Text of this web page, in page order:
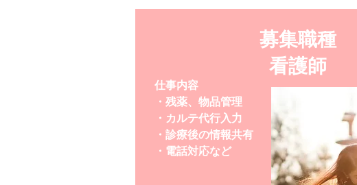
募集職種
​看護師
仕事内容
・残薬、物品管理
・カルテ代行入力
・診療後の情報共有
​・電話対応など